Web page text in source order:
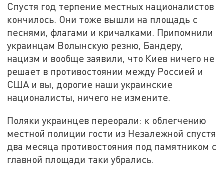
Спустя год терпение местных националистов
кончилось. Они тоже вышли на площадь с
песнями, флагами и кричалками. Припомнили
украинцам Волынскую резню, Бандеру,
нацизм и вообще заявили, что Киев ничего не
решает в противостоянии между Россией и
США и вы, дорогие наши украинские
националисты, ничего не измените.
Поляки украинцев переорали: к облегчению
местной полиции гости из Незалежной спустя
два месяца противостояния под памятником с
главной площади таки убрались.